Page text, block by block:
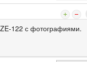
122 с фотографиями.